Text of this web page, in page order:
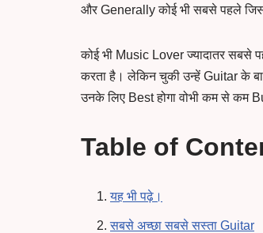
और Generally कोई भी सबसे पहले जिस
कोई भी Music Lover ज्यादातर
करता है। लेकिन चुकी उन्हें Guitar के
उनके लिए Best होगा वोभी कम से कम
Table of
यह भी पढ़े।
सबसे अच्छा सबसे सस्ता Guitar